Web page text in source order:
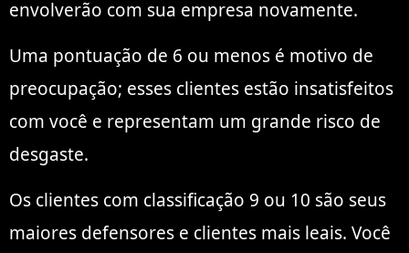
envolverão com sua empresa novamente.
Uma pontuação de 6 ou menos é motivo de
preocupação; esses clientes estão insatisfeitos
com você e representam um grande risco de
desgaste.
Os clientes com classificação 9 ou 10 são seus
maiores defensores e clientes mais leais. Você